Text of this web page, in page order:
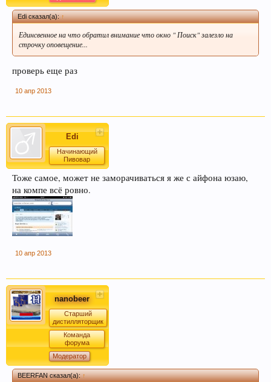
Этот сайт использует файлы cookie. Продолжая
пользоваться данным сайтом, Вы соглашаетесь
Узнать больше.
Edi сказал(а):↑
Единсвенное на что обратил внимание что окно " Поиск" залезло на
строчку оповещение...
проверь еще раз
10 апр 2013
Edi
Начинающий
Пивовар
Тоже самое, может не заморачиваться я же с айфона юзаю,
на компе всё ровно.
10 апр 2013
nanobeer
Старший
дистилляторщик
Команда
форума
Модератор
BEERFAN сказал(а):↑